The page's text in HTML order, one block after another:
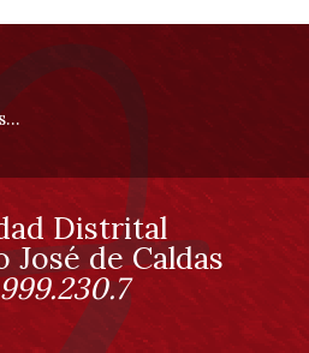
Distrital
José de Caldas